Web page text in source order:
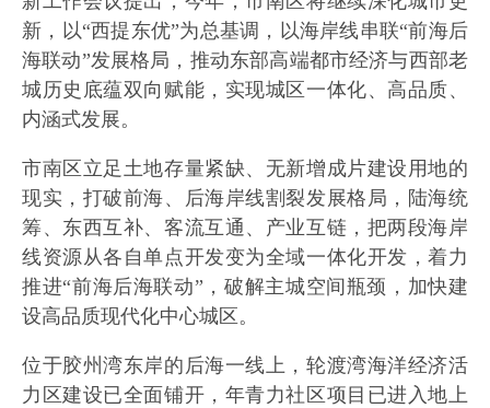
新，以“西提东优”为总基调，以海岸线串联“前海后
海联动”发展格局，推动东部高端都市经济与西部老
城历史底蕴双向赋能，实现城区一体化、高品质、
内涵式发展。
市南区立足土地存量紧缺、无新增成片建设用地的
现实，打破前海、后海岸线割裂发展格局，陆海统
筹、东西互补、客流互通、产业互链，把两段海岸
线资源从各自单点开发变为全域一体化开发，着力
推进“前海后海联动”，破解主城空间瓶颈，加快建
设高品质现代化中心城区。
位于胶州湾东岸的后海一线上，轮渡湾海洋经济活
力区建设已全面铺开，年青力社区项目已进入地上